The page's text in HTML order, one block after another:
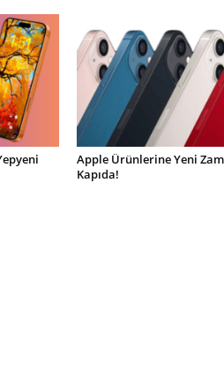
Apple Ürünlerine Yeni Zam
Kapıda!